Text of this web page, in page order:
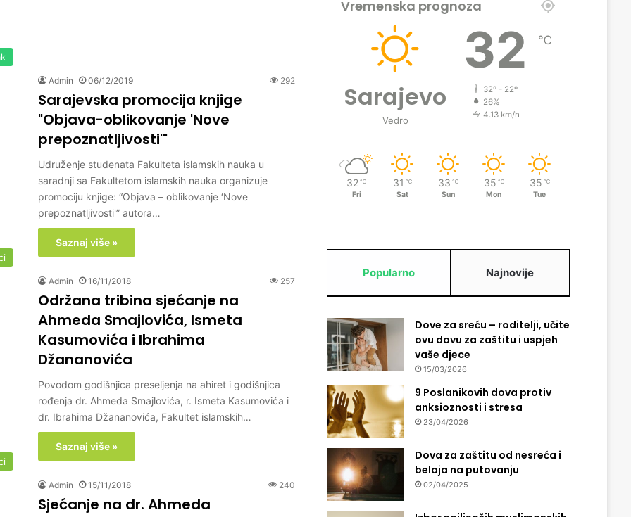
Admin 06/12/2019 292
Sarajevska promocija knjige
"Objava-oblikovanje 'Nove
prepoznatljivosti'"
Udruženje studenata Fakulteta islamskih nauka u
saradnji sa Fakultetom islamskih nauka organizuje
promociju knjige: “Objava – oblikovanje ‘Nove
prepoznatljivosti'” autora…
Saznaj više »
Admin 16/11/2018 257
Održana tribina sjećanje na
Ahmeda Smajlovića, Ismeta
Kasumovića i Ibrahima
Džananovića
Povodom godišnjica preseljenja na ahiret i godišnjica
rođenja dr. Ahmeda Smajlovića, r. Ismeta Kasumovića i
dr. Ibrahima Džananovića, Fakultet islamskih…
Saznaj više »
Admin 15/11/2018 240
Sjećanje na dr. Ahmeda
Vremenska prognoza
Sarajevo
Vedro
32 ℃
32º - 22º
26%
4.13 km/h
32 ℃
Fri
31 ℃
Sat
33 ℃
Sun
35 ℃
Mon
35 ℃
Tue
Popularno Najnovije
Dove za sreću – roditelji, učite
ovu dovu za zaštitu i uspjeh
vaše djece
15/03/2026
9 Poslanikovih dova protiv
anksioznosti i stresa
23/04/2026
Dova za zaštitu od nesreća i
belaja na putovanju
02/04/2025